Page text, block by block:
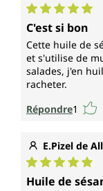
Note
C'est si bon
Cette huile de
et s'utilise de
salades, j'en
racheter.
Répondre1
E.Pizel de
Note
Huile de